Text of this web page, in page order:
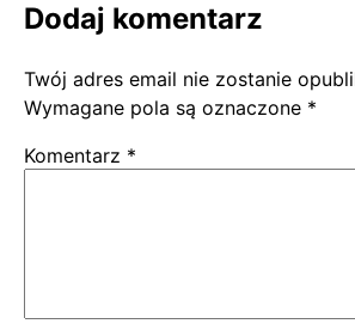
Dodaj komentarz
Twój adres email nie zostanie
Wymagane pola są oznaczone *
Komentarz *